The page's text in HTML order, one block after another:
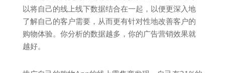
以将自己的线上线下数据结合在一起，以便更深入地
了解自己的客户需要，从而更有针对性地改善客户的
购物体验。你分析的数据越多，你的广告营销效果就
越好。